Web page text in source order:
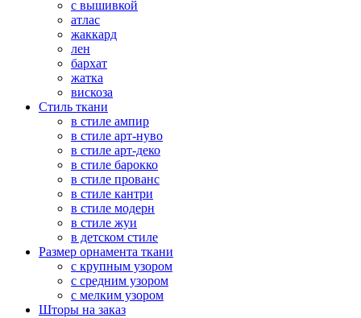
с вышивкой
атлас
жаккард
лен
бархат
жатка
вискоза
Стиль ткани
в стиле ампир
в стиле арт-нуво
в стиле арт-деко
в стиле барокко
в стиле прованс
в стиле кантри
в стиле модерн
в стиле жуи
в детском стиле
Размер орнамента ткани
с крупным узором
с средним узором
с мелким узором
Шторы на заказ